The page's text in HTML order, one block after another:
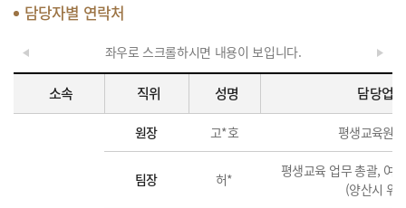
담당자별 연락처
좌우로 스크롤하시면 내용이 보입니다.
소속 직위 성명 담당업무
원장 고*호 평생교육원
팀장 허*
평생교육 업무 총괄, 여
(양산시 위